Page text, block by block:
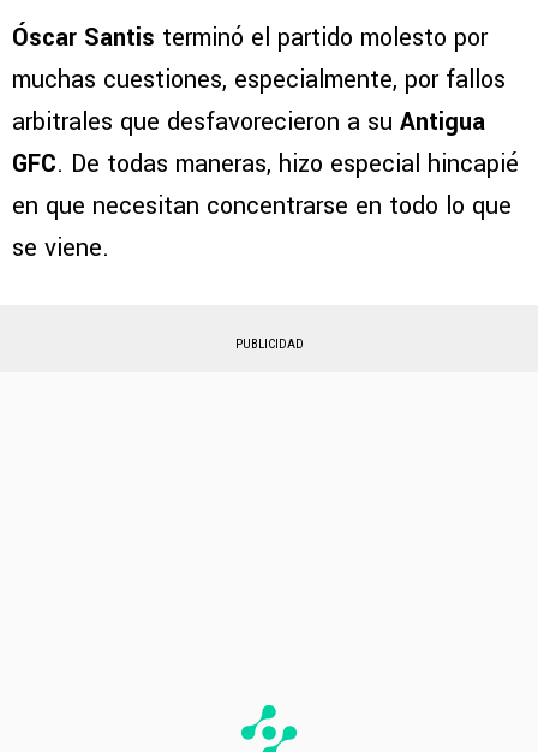
Óscar Santis terminó el partido molesto por
muchas cuestiones, especialmente, por fallos
arbitrales que desfavorecieron a su Antigua
GFC. De todas maneras, hizo especial hincapié
en que necesitan concentrarse en todo lo que
se viene.
PUBLICIDAD